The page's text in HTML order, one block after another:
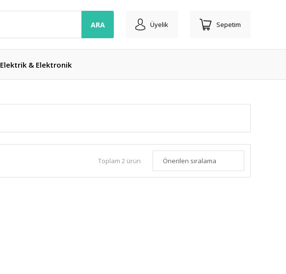
ARA Üyelik Sepetim
Elektrik & Elektronik
Toplam 2 ürün